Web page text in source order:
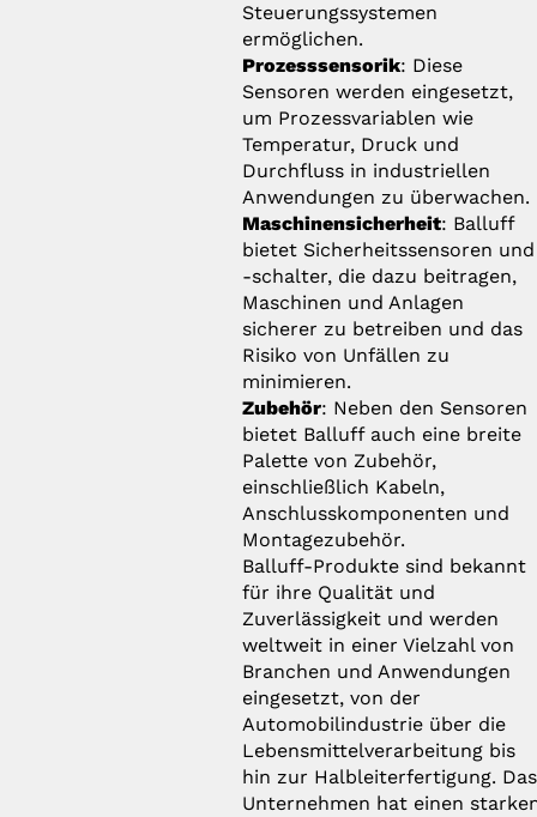
Steuerungssystemen
ermöglichen.
Prozesssensorik: Diese
Sensoren werden eingesetzt,
um Prozessvariablen wie
Temperatur, Druck und
Durchfluss in industriellen
Anwendungen zu überwachen.
Maschinensicherheit: Balluff
bietet Sicherheitssensoren und
-schalter, die dazu beitragen,
Maschinen und Anlagen
sicherer zu betreiben und das
Risiko von Unfällen zu
minimieren.
Zubehör: Neben den Sensoren
bietet Balluff auch eine breite
Palette von Zubehör,
einschließlich Kabeln,
Anschlusskomponenten und
Montagezubehör.
Balluff-Produkte sind bekannt
für ihre Qualität und
Zuverlässigkeit und werden
weltweit in einer Vielzahl von
Branchen und Anwendungen
eingesetzt, von der
Automobilindustrie über die
Lebensmittelverarbeitung bis
hin zur Halbleiterfertigung. Das
Unternehmen hat einen